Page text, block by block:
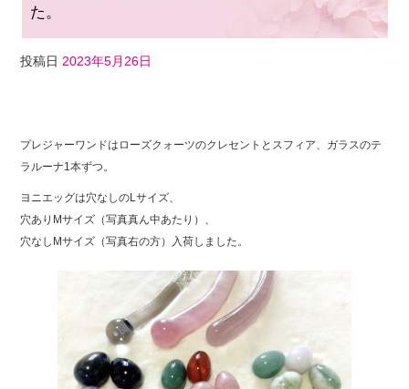
た。
投稿日 2023年5月26日
a
c
e
b
o
wi
tt
er
n
プレジャーワンドはローズクォーツのクレセントとスフィア、ガラスのテ
ラルーナ1本ずつ。
ヨニエッグは穴なしのLサイズ、
穴ありMサイズ（写真真ん中あたり）、
穴なしMサイズ（写真右の方）入荷しました。